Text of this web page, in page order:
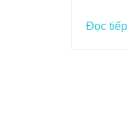
Đọc tiếp